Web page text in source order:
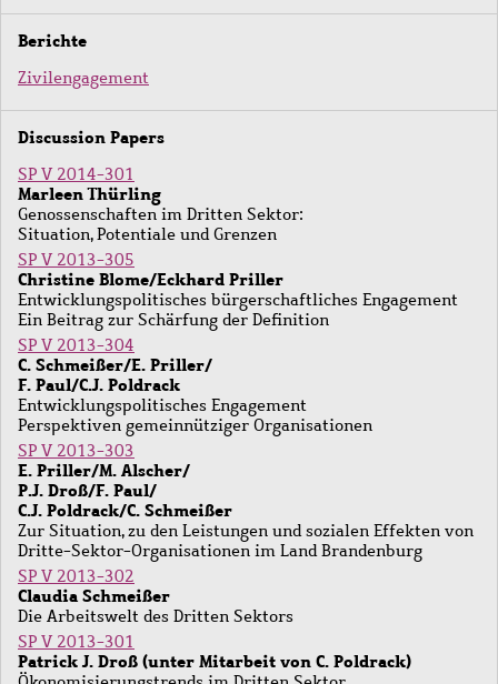
Berichte
Zivilengagement
Discussion Papers
SP V 2014-301
Marleen Thürling
Genossenschaften im Dritten Sektor:
Situation, Potentiale und Grenzen
SP V 2013-305
Christine Blome/Eckhard Priller
Entwicklungspolitisches bürgerschaftliches Engagement
Ein Beitrag zur Schärfung der Definition
SP V 2013-304
C. Schmeißer/E. Priller/
F. Paul/C.J. Poldrack
Entwicklungspolitisches Engagement
Perspektiven gemeinnütziger Organisationen
SP V 2013-303
E. Priller/M. Alscher/
P.J. Droß/F. Paul/
C.J. Poldrack/C. Schmeißer
Zur Situation, zu den Leistungen und sozialen Effekten von
Dritte-Sektor-Organisationen im Land Brandenburg
SP V 2013-302
Claudia Schmeißer
Die Arbeitswelt des Dritten Sektors
SP V 2013-301
Patrick J. Droß (unter Mitarbeit von C. Poldrack)